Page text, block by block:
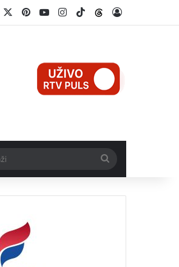
FacebookPinterestYouTubeInstagram
TikTokThreads